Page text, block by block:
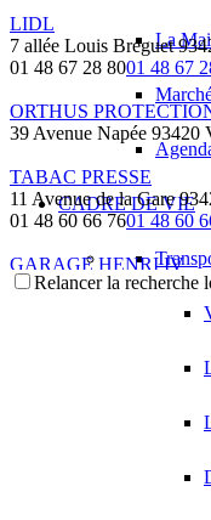
La
CADRE DE VIE
LIDL
7 allée Louis Bréguet
01 48 67 28 8001 48 67
ORTHUS
39 Avenue Napée
TABAC PRESSE
11 Avenue de la Gare
01 48 60 66 7601 48 60
GARAGE HENRI IV
41 Avenue de la Gare
01 48 61
36 Avenue de la Gare
GL-COMMUNICATION
21 Chemin du Pont du
Relancer la recherche